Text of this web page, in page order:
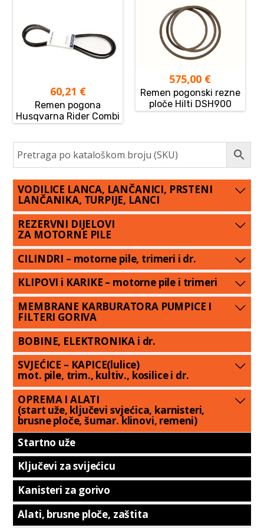
60,21 €
Remen pogona
Husqvarna Rider Combi
575,00 €
Remen pogonski rezne
ploče Hilti DSH900
VODILICE LANCA, LANČANICI, PRSTENI
LANČANIKA, TURPIJE, LANCI
REZERVNI DIJELOVI
ZA MOTORNE PILE
CILINDRI – motorne pile, trimeri i dr.
KLIPOVI i KARIKE – motorne pile i trimeri
MEMBRANE KARBURATORA PUMPICE I
FILTERI GORIVA
BOBINE, ELEKTRONIKA i dr.
SVJEĆICE – KAPICE(lulice)
mot. pile, trim., kultiv., kosilice i dr.
OPREMA I ALATI
(start uže, ključevi svjećica, karnisteri,
brusne ploče, šumar. klinovi, remeni)
Startno uže
Ključevi za svijećicu
Kanisteri za gorivo
Alati, brusne ploče, zaštita